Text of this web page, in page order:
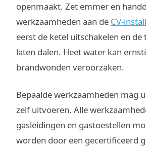
openmaakt. Zet emmer en
werkzaamheden aan de CV-
eerst de ketel uitschakelen en
laten dalen. Heet water kan
brandwonden veroorzaken.
Bepaalde werkzaamheden mag
zelf uitvoeren. Alle
gasleidingen en gastoestellen
worden door een gecertificeerd